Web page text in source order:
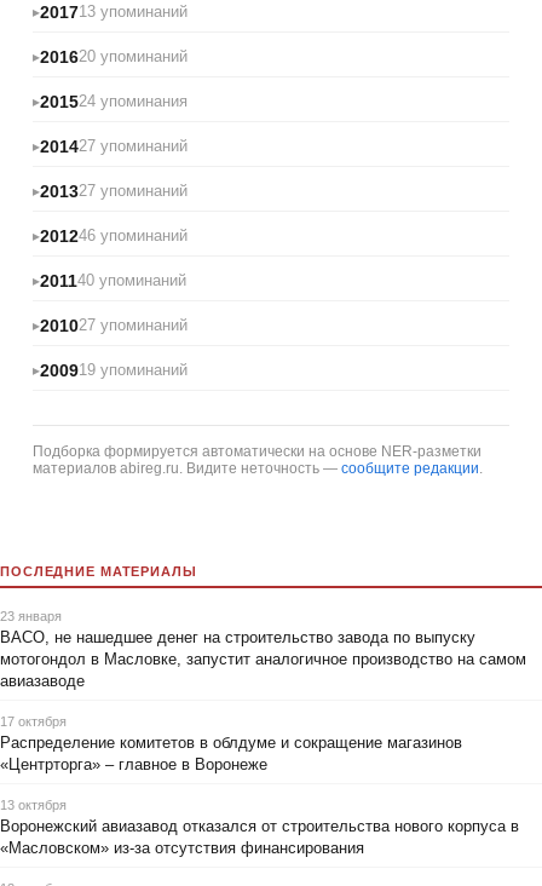
201713 упоминаний
201620 упоминаний
201524 упоминания
201427 упоминаний
201327 упоминаний
201246 упоминаний
201140 упоминаний
201027 упоминаний
200919 упоминаний
Подборка формируется автоматически на основе NER-разметки
материалов abireg.ru. Видите неточность — сообщите редакции
ПОСЛЕДНИЕ МАТЕРИАЛЫ
23 января
ВАСО, не нашедшее денег на строительство завода по выпуску
мотогондол в Масловке, запустит аналогичное производство на самом
авиазаводе
17 октября
Распределение комитетов в облдуме и сокращение магазинов
«Центрторга» – главное в Воронеже
13 октября
Воронежский авиазавод отказался от строительства нового корпуса в
«Масловском» из-за отсутствия финансирования